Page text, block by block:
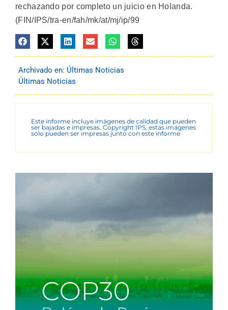
rechazando por completo un juicio en Holanda.
(FIN/IPS/tra-en/fah/mk/at/mj/ip/99
Archivado en: Últimas Noticias
Últimas Noticias
Este informe incluye imágenes de calidad que pueden
ser bajadas e impresas. Copyright IPS, estas imágenes
sólo pueden ser impresas junto con este informe